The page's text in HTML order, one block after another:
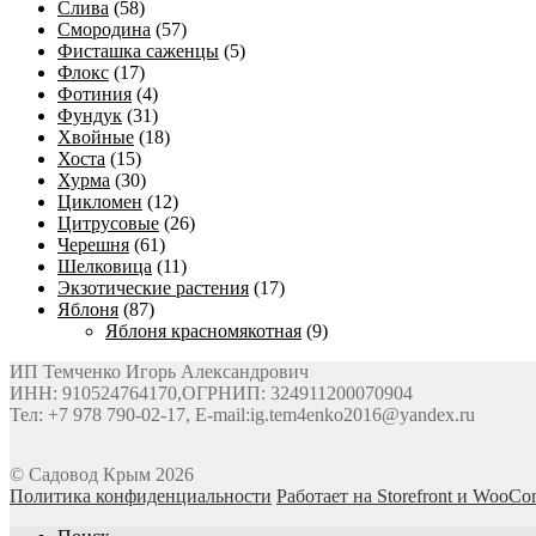
Слива (58)
Смородина (57)
Фисташка саженцы (5)
Флокс (17)
Фотиния (4)
Фундук (31)
Хвойные (18)
Хоста (15)
Хурма (30)
Цикломен (12)
Цитрусовые (26)
Черешня (61)
Шелковица (11)
Экзотические растения (17)
Яблоня (87)
Яблоня красномякотная (9)
ИП Темченко Игорь Александрович
ИНН: 910524764170,ОГРНИП: 324911200070904
Тел: +7 978 790-02-17, E-mail:ig.tem4enko2016@yandex.ru
© Садовод Крым 2026
Политика конфиденциальности Работает на Storefront и